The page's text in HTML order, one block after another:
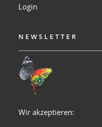
Login
NEWSLETTER
Wir akzeptieren: